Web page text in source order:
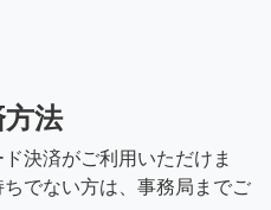
法
決済がご利用いただけま
でない方は、事務局までご